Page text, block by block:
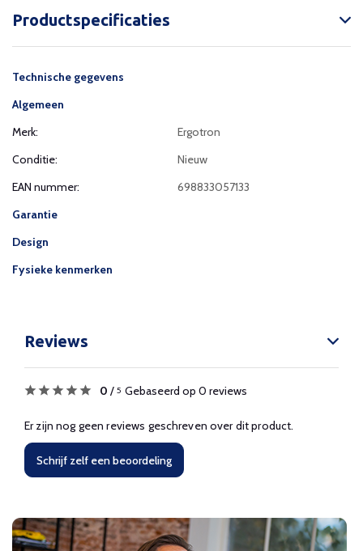
Productspecificaties
Technische gegevens
Algemeen
Merk:
Ergotron
Conditie:
Nieuw
EAN nummer:
698833057133
Garantie
Design
Fysieke kenmerken
Reviews
0 / 5 Gebaseerd op 0 reviews
Er zijn nog geen reviews geschreven over dit product.
Schrijf zelf een beoordeling